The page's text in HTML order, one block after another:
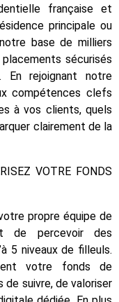
française et
principale ou
base de milliers
sécurisés
En rejoignant notre
compétences clefs
à vos clients, quels
clairement de la
VOTRE FONDS
propre équipe de
de percevoir des
5 niveaux de filleuls.
votre fonds de
suivre, de valoriser